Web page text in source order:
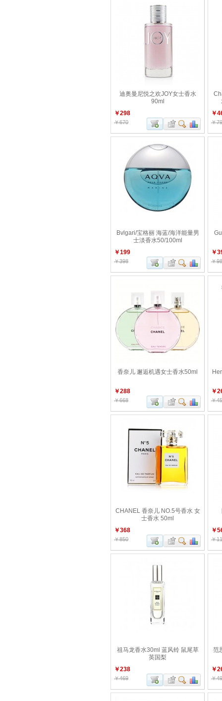
迪奥曼尼悦之欢JOY女士香水
90ml
￥298
￥670
￥
￥
Bvlgari/宝格丽 海蓝/海洋能量男
士淡香水50/100ml
￥199
￥398
￥
￥
香奈儿 邂逅机遇女士香水50ml
￥288
￥668
￥
￥
CHANEL 香奈儿 NO.5号香水 女
士香水 50ml
￥368
￥850
￥
￥
祖马龙香水30ml 蓝风铃 鼠尾草
英国梨
￥238
￥469
范
￥
￥